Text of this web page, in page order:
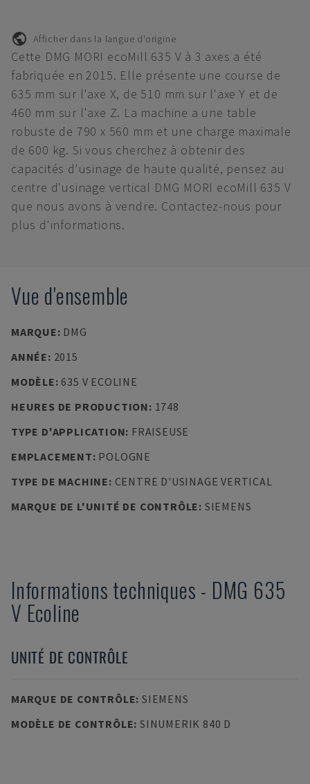
Afficher dans la langue d'origine
Cette DMG MORI ecoMill 635 V à 3 axes a été
fabriquée en 2015. Elle présente une course de
635 mm sur l'axe X, de 510 mm sur l'axe Y et de
460 mm sur l'axe Z. La machine a une table
robuste de 790 x 560 mm et une charge maximale
de 600 kg. Si vous cherchez à obtenir des
capacités d'usinage de haute qualité, pensez au
centre d'usinage vertical DMG MORI ecoMill 635 V
que nous avons à vendre. Contactez-nous pour
plus d'informations.
Vue d'ensemble
MARQUE: DMG
ANNÉE: 2015
MODÈLE: 635 V ECOLINE
HEURES DE PRODUCTION: 1748
TYPE D'APPLICATION: FRAISEUSE
EMPLACEMENT: POLOGNE
TYPE DE MACHINE: CENTRE D'USINAGE VERTICAL
MARQUE DE L'UNITÉ DE CONTRÔLE: SIEMENS
Informations techniques - DMG 635
V Ecoline
UNITÉ DE CONTRÔLE
MARQUE DE CONTRÔLE: SIEMENS
MODÈLE DE CONTRÔLE: SINUMERIK 840 D